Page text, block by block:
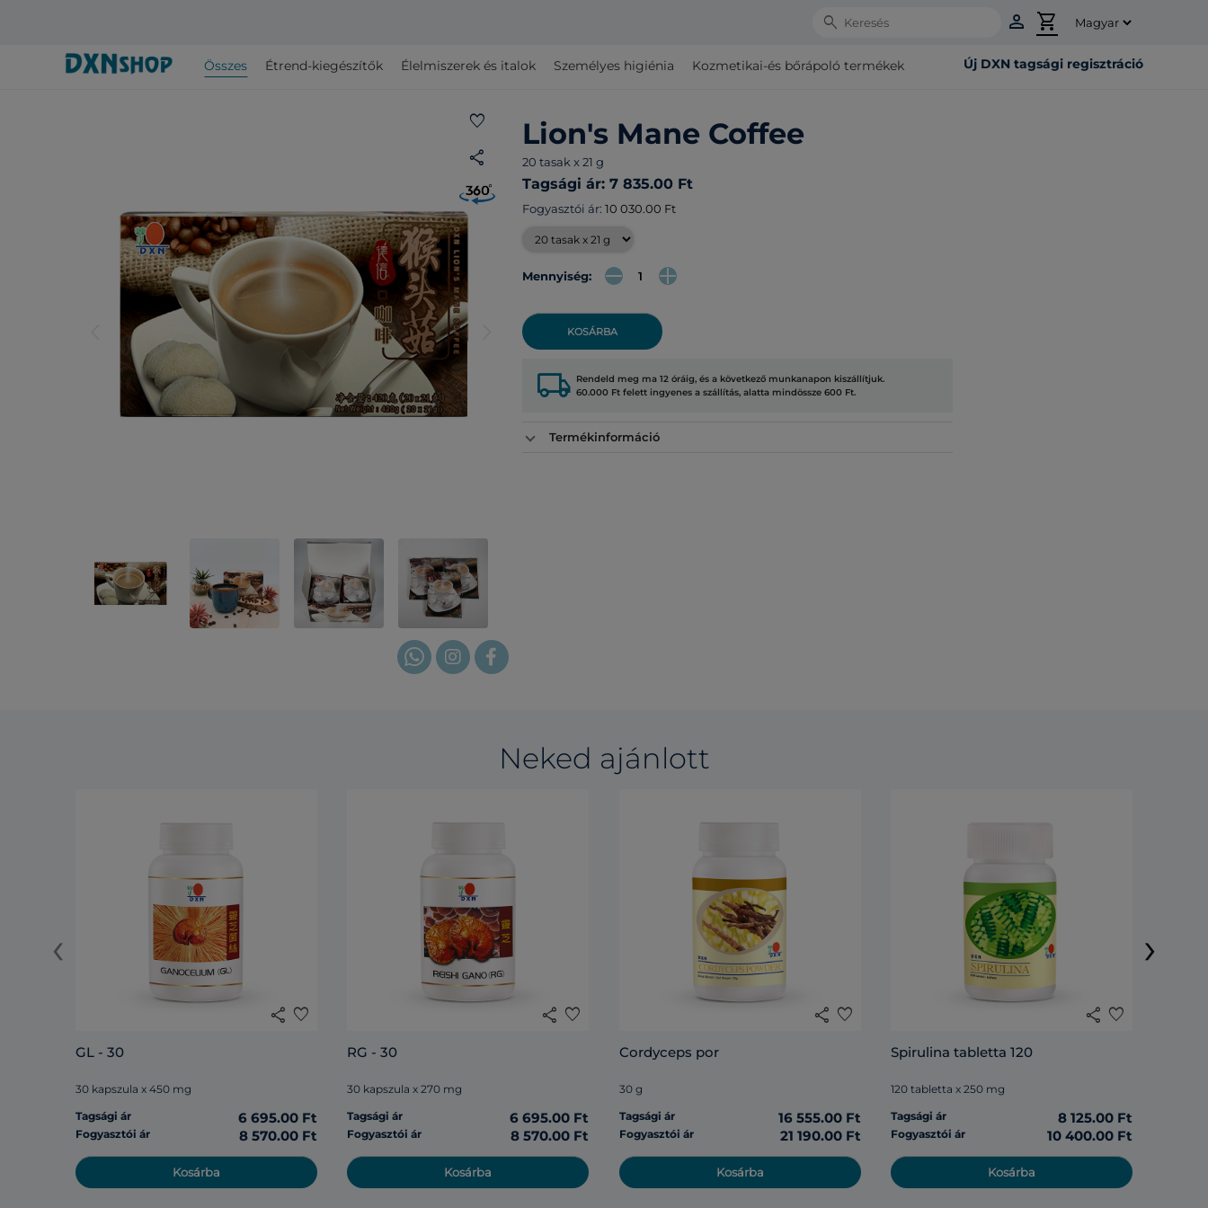
Search person shopping_cart
Összes Étrend-kiegészítők Élelmiszerek és italok Személyes higiénia Kozmetikai-és bőrápoló termékek Új DXN tagsági regisztráció
favorite
share
Lion's Mane Coffee
20 tasak x 21 g
Tagsági ár: 7 835.00 Ft
Fogyasztói ár: 10 030.00 Ft
Mennyiség:
KOSÁRBA
local_shipping Rendeld meg ma 12 óráig, és a következő munkanapon kiszállítjuk.
60.000 Ft felett ingyenes a szállítás, alatta mindössze 600 Ft.
Termékinformáció
Neked ajánlott
share favorite
GL - 30
30 kapszula x 450 mg
Tagsági ár
6 695.00 Ft
Fogyasztói ár 8 570.00 Ft
Kosárba
share favorite
RG - 30
30 kapszula x 270 mg
Tagsági ár
6 695.00 Ft
Fogyasztói ár 8 570.00 Ft
Kosárba
share favorite
Cordyceps por
30 g
Tagsági ár
16 555.00 Ft
Fogyasztói ár 21 190.00 Ft
Kosárba
share favorite
Spirulina tabletta 120
120 tabletta x 250 mg
Tagsági ár
8 125.00 Ft
Fogyasztói ár 10 400.00 Ft
Kosárba
‹ ›